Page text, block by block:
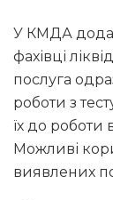
У КМДА
фахівці
послуга
роботи з
їх до роботи
Можливі
виявлених